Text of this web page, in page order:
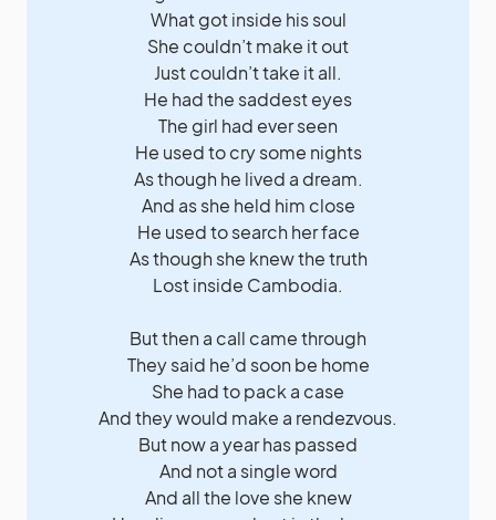
What got inside his soul
She couldn’t make it out
Just couldn’t take it all.
He had the saddest eyes
The girl had ever seen
He used to cry some nights
As though he lived a dream.
And as she held him close
He used to search her face
As though she knew the truth
Lost inside Cambodia.
But then a call came through
They said he’d soon be home
She had to pack a case
And they would make a rendezvous.
But now a year has passed
And not a single word
And all the love she knew